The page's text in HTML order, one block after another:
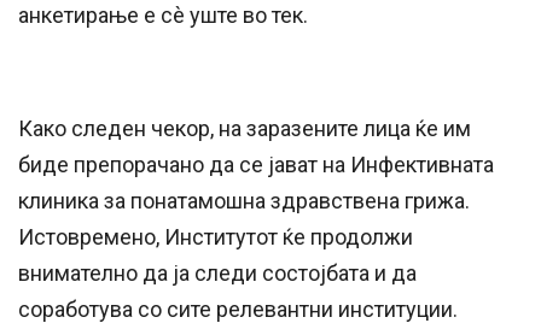
анкетирање е сè уште во тек.
Како следен чекор, на заразените лица ќе им
биде препорачано да се јават на Инфективната
клиника за понатамошна здравствена грижа.
Истовремено, Институтот ќе продолжи
внимателно да ја следи состојбата и да
соработува со сите релевантни институции.